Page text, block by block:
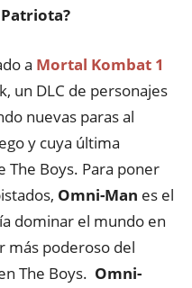
Patriota?
a Mortal Kombat 1
un DLC de personajes
nuevas paras al
y cuya última
The Boys. Para poner
Omni-Man es el
dominar el mundo en
más poderoso del
The Boys. Omni-